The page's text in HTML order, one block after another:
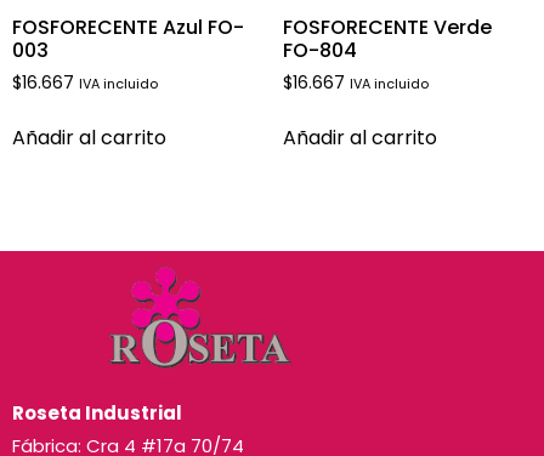
FOSFORECENTE Azul FO-
003
$16.667 IVA incluido
Añadir al carrito
FOSFORECENTE Verde
FO-804
$16.667 IVA incluido
Añadir al carrito
Roseta Industrial
Fábrica: Cra 4 #17a 70/74